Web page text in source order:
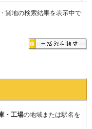
貸地の検索結果を表示中で
・工場の地域または駅名を